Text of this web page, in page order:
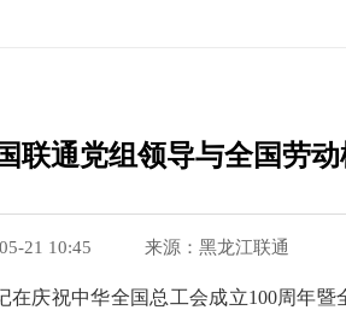
联通党组领导与全国劳
21 10:45 来源： 黑龙江联通
庆祝中华全国总工会成立100周年